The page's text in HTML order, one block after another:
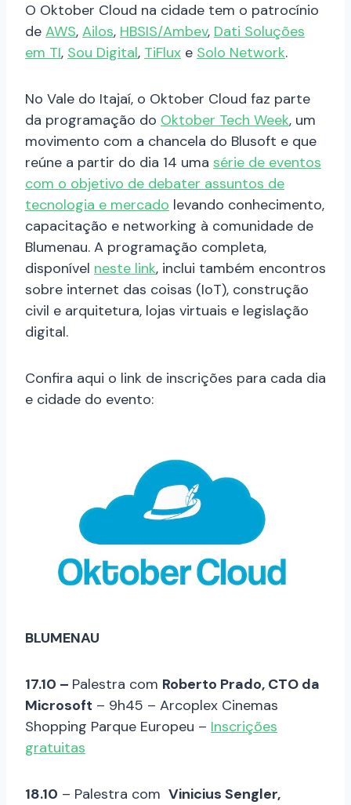
O Oktober Cloud na cidade tem o patrocínio
de AWS, Ailos, HBSIS/Ambev, Dati Soluções
em TI, Sou Digital, TiFlux e Solo Network.
No Vale do Itajaí, o Oktober Cloud faz parte
da programação do Oktober Tech Week, um
movimento com a chancela do Blusoft e que
reúne a partir do dia 14 uma série de eventos
com o objetivo de debater assuntos de
tecnologia e mercado levando conhecimento,
capacitação e networking à comunidade de
Blumenau. A programação completa,
disponível neste link, inclui também encontros
sobre internet das coisas (IoT), construção
civil e arquitetura, lojas virtuais e legislação
digital.
Confira aqui o link de inscrições para cada dia
e cidade do evento:
BLUMENAU
17.10 – Palestra com Roberto Prado, CTO da
Microsoft – 9h45 – Arcoplex Cinemas
Shopping Parque Europeu – Inscrições
gratuitas
18.10 – Palestra com Vinicius Sengler,